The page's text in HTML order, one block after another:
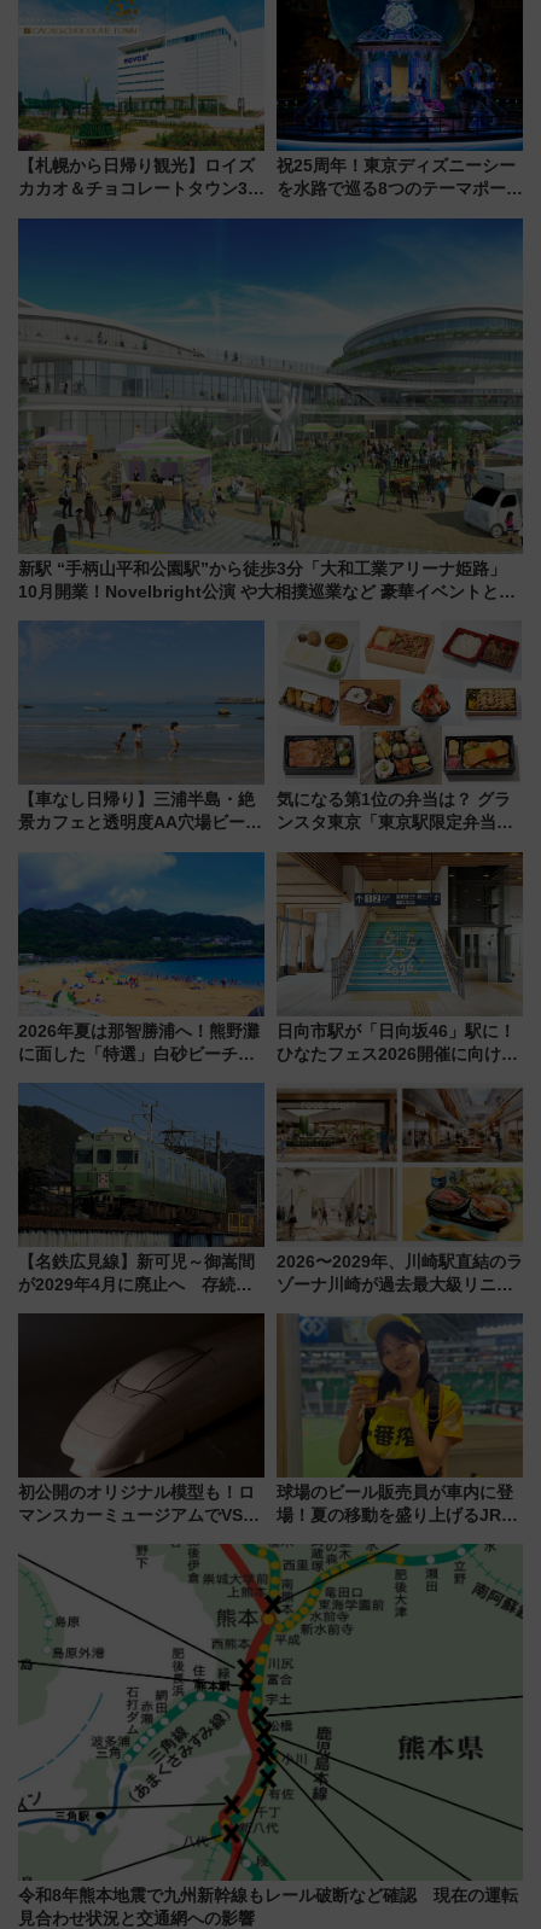
火前に楽しむ仙台観光ルートま
で解説！
軽に 運行ダイヤ・運賃を解説
【札幌から日帰り観光】ロイズ
カカオ＆チョコレートタウン3周
祝25周年！東京ディズニーシー
を水路で巡る8つのテーマポート
新駅 “手柄山平和公園駅”から徒歩3分「大和工業アリーナ姫路」
10月開業！Novelbright公演 や大相撲巡業など 豪華イベントとア
【車なし日帰り】三浦半島・絶
景カフェと透明度AA穴場ビーチ
用してストレスフリー旅へ行こ
気になる第1位の弁当は？ グラ
ンスタ東京「東京駅限定弁当
2026年夏は那智勝浦へ！熊野灘
に面した「特選」白砂ビーチは
会」は8月11日開催！
日向市駅が「日向坂46」駅に！
ひなたフェス2026開催に向けJR
全力応援 夜行列車「ドリーム
おひさま号」も走る
【名鉄広見線】新可児～御嵩間
が2029年4月に廃止へ 存続協
2026〜2029年、川崎駅直結のラ
ゾーナ川崎が過去最大級リニュ
「いつから何が変わるか」徹底
解説！
初公開のオリジナル模型も！ロ
マンスカーミュージアムでVSE
15日スタート
球場のビール販売員が車内に登
場！夏の移動を盛り上げるJR九
月7日限定 ソフトバンクホーク
スとコラボ
令和8年熊本地震で九州新幹線もレール破断など確認 現在の運転
見合わせ状況と交通網への影響